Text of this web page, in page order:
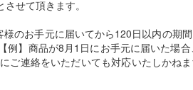
せて頂きます。
のお手元に届いてから120日以内の期
例】商品が8月1日にお手元に届いた場
ご連絡をいただいても対応いたしかね